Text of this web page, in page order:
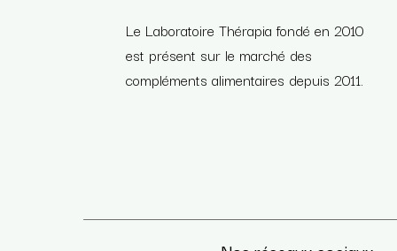
Le Laboratoire Thérapia fondé en 2010
est présent sur le marché des
compléments alimentaires depuis 2011.